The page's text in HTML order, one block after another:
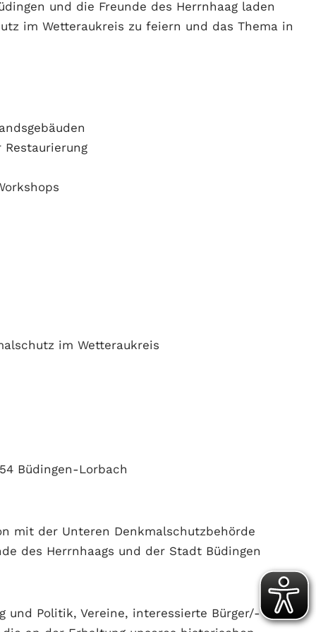
und die Freunde des Herrnhaag laden
im Wetteraukreis zu feiern und das Thema in
im Wetteraukreis
Büdingen-Lorbach
mit der Unteren Denkmalschutzbehörde
des Herrnhaags und der Stadt Büdingen
und Politik, Vereine, interessierte Bürger/-